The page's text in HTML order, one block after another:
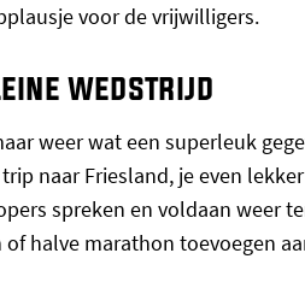
voor de vrijwilligers.
wedstrijd
weer wat een superleuk
naar Friesland, je even
spreken en voldaan weer
halve marathon toevoegen